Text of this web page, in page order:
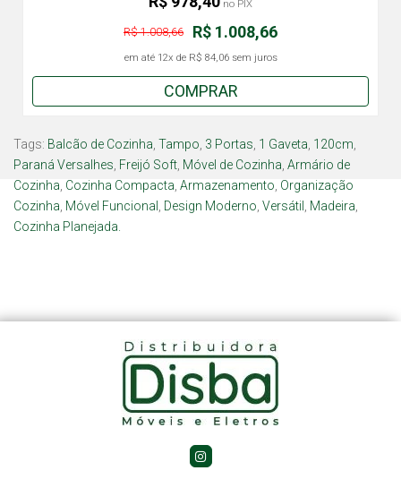
R$ 1.008,66
R$ 1.008,66
em até 12x de R$ 84,06sem juros
no PIX
COMPRAR
Tags: Balcão de Cozinha Tampo 3 Portas 1 Gaveta 120cm
Paraná Versalhes Freijó Soft Móvel de Cozinha Armário de
Cozinha Cozinha Compacta Armazenamento Organização
Cozinha Móvel Funcional Design Moderno Versátil Madeira
Cozinha Planejada.